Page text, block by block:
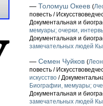
— Толомуш Океев (
повесть /
Документальная и
мемуары; очерки,
Документальная и
замечательных людей
— Семен Чуйков (
повесть /
искусство /
Биографии, мемуары;
Документальная и
замечательных людей